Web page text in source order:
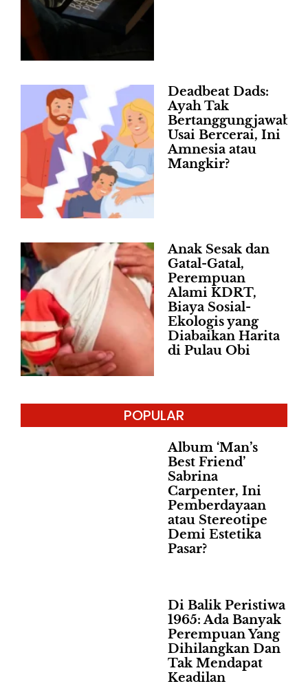
Deadbeat Dads:
Ayah Tak
Bertanggungjawab
Usai Bercerai, Ini
Amnesia atau
Mangkir?
Anak Sesak dan
Gatal-Gatal,
Perempuan
Alami KDRT,
Biaya Sosial-
Ekologis yang
Diabaikan Harita
di Pulau Obi
POPULAR
Album ‘Man’s
Best Friend’
Sabrina
Carpenter, Ini
Pemberdayaan
atau Stereotipe
Demi Estetika
Pasar?
Di Balik Peristiwa
1965: Ada Banyak
Perempuan Yang
Dihilangkan Dan
Tak Mendapat
Keadilan